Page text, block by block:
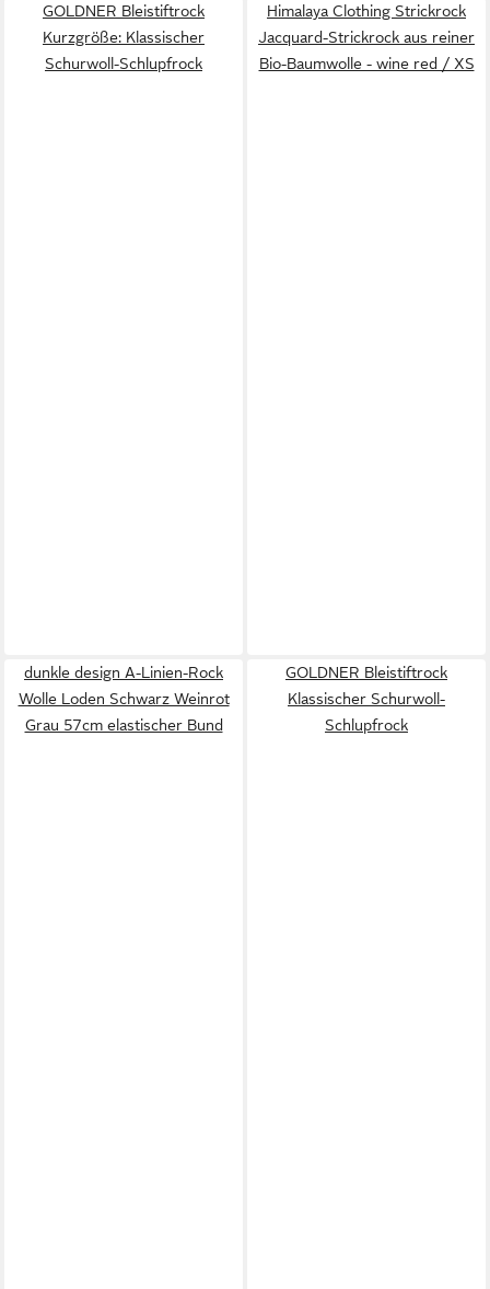
GOLDNER Bleistiftrock
Kurzgröße: Klassischer
Schurwoll-Schlupfrock
Himalaya Clothing Strickrock
Jacquard-Strickrock aus reiner
Bio-Baumwolle - wine red / XS
dunkle design A-Linien-Rock
Wolle Loden Schwarz Weinrot
Grau 57cm elastischer Bund
GOLDNER Bleistiftrock
Klassischer Schurwoll-
Schlupfrock